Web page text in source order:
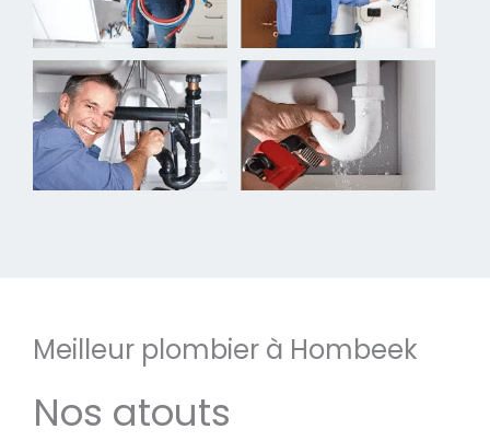
Meilleur plombier à Hombeek
Nos atouts